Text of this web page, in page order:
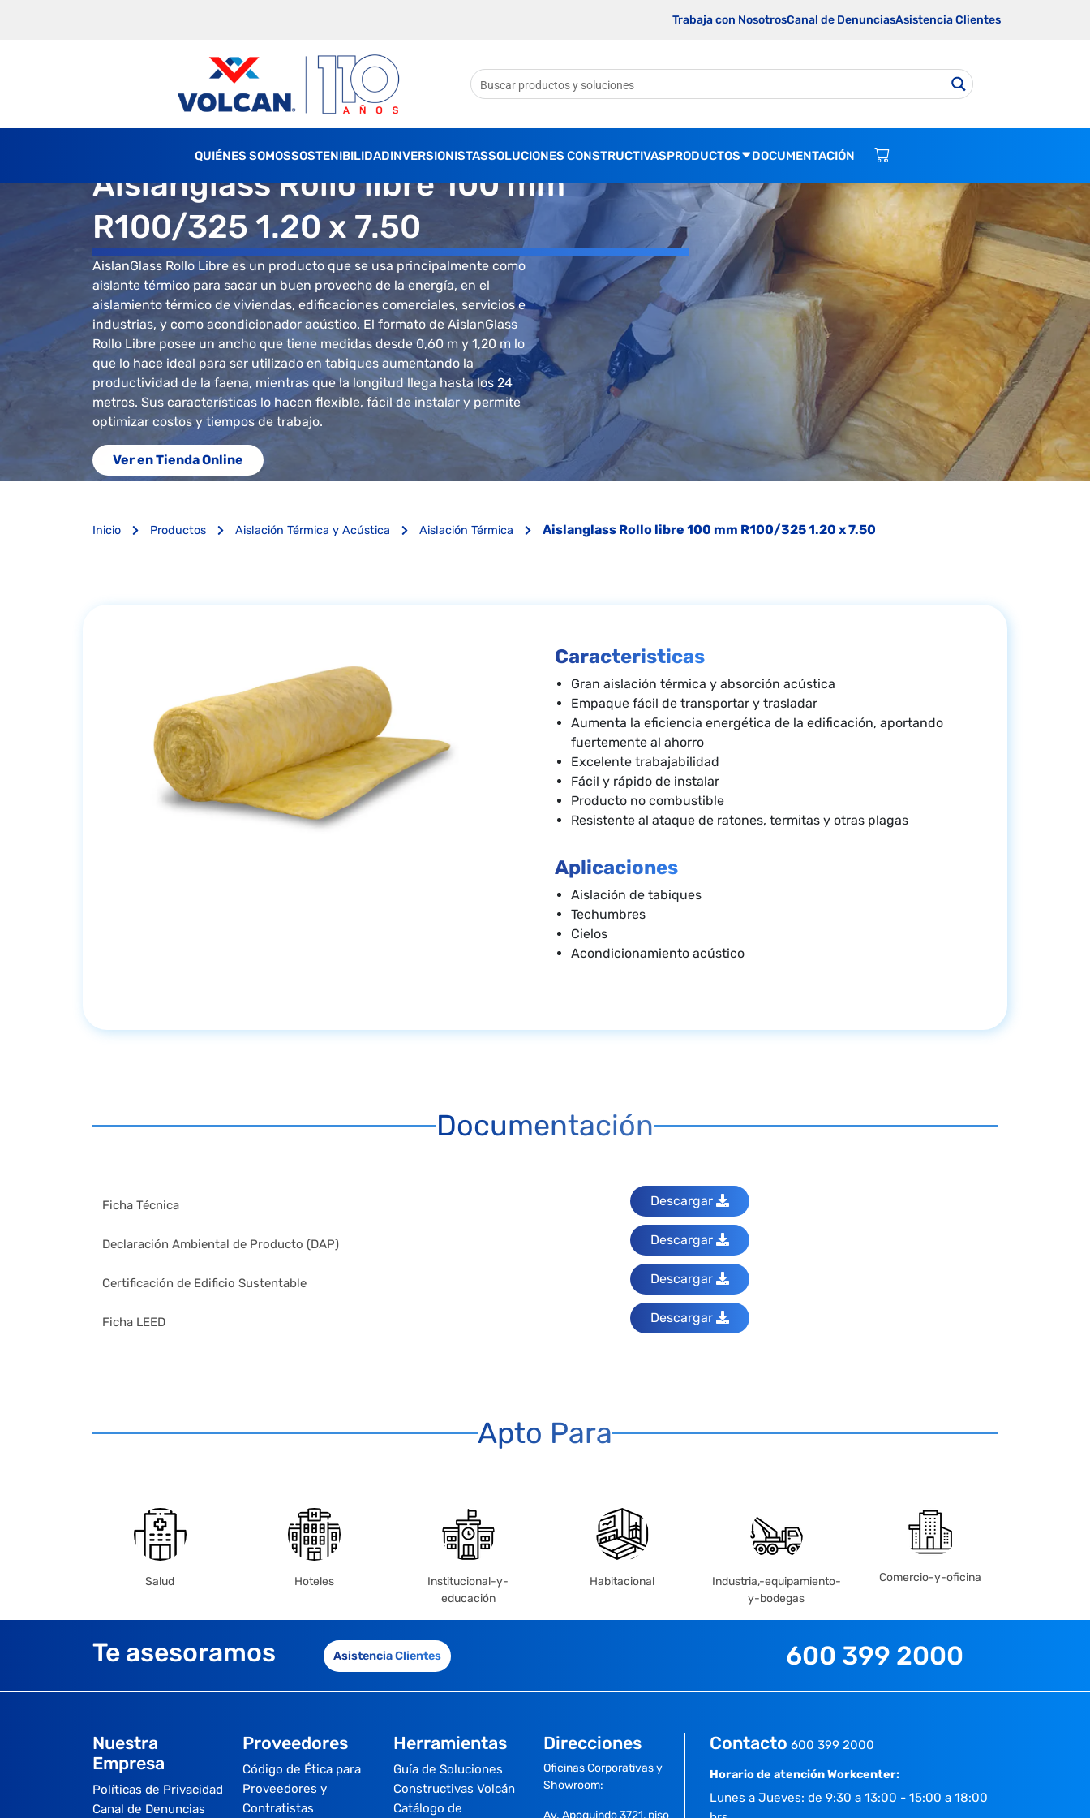
Trabaja con NosotrosCanal de DenunciasAsistencia Clientes
QUIÉNES SOMOSSOSTENIBILIDADINVERSIONISTASSOLUCIONES CONSTRUCTIVASPRODUCTOS DOCUMENTACIÓN
Aislanglass Rollo libre 100 mm
R100/325 1.20 x 7.50
AislanGlass Rollo Libre es un producto que se usa principalmente como
aislante térmico para sacar un buen provecho de la energía, en el
aislamiento térmico de viviendas, edificaciones comerciales, servicios e
industrias, y como acondicionador acústico. El formato de AislanGlass
Rollo Libre posee un ancho que tiene medidas desde 0,60 m y 1,20 m lo
que lo hace ideal para ser utilizado en tabiques aumentando la
productividad de la faena, mientras que la longitud llega hasta los 24
metros. Sus características lo hacen flexible, fácil de instalar y permite
optimizar costos y tiempos de trabajo.
Ver en Tienda Online
Inicio Productos Aislación Térmica y Acústica Aislación Térmica Aislanglass Rollo libre 100 mm R100/325 1.20 x 7.50
Caracteristicas
Gran aislación térmica y absorción acústica
Empaque fácil de transportar y trasladar
Aumenta la eficiencia energética de la edificación, aportando
fuertemente al ahorro
Excelente trabajabilidad
Fácil y rápido de instalar
Producto no combustible
Resistente al ataque de ratones, termitas y otras plagas
Aplicaciones
Aislación de tabiques
Techumbres
Cielos
Acondicionamiento acústico
Documentación
Ficha Técnica Descargar
Declaración Ambiental de Producto (DAP) Descargar
Certificación de Edificio Sustentable Descargar
Ficha LEED Descargar
Apto Para
Salud Hoteles
Institucional-y-
educación
Habitacional
Industria,-equipamiento-
y-bodegas
Comercio-y-oficina
Te asesoramos Asistencia Clientes 600 399 2000
Nuestra
Empresa
Políticas de Privacidad
Canal de Denuncias
Proveedores
Código de Ética para
Proveedores y
Contratistas
Herramientas
Guía de Soluciones
Constructivas Volcán
Catálogo de
Direcciones
Oficinas Corporativas y
Showroom:
Contacto 600 399 2000
Horario de atención Workcenter:
Lunes a Jueves: de 9:30 a 13:00 - 15:00 a 18:00